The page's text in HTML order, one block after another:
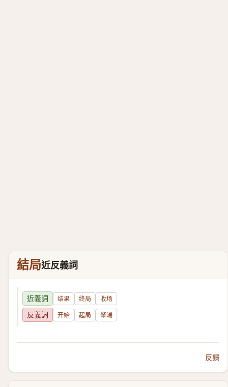
結局近反義詞
近義詞 结果 终局 收场
反義詞 开始 起局 肇端
反饋